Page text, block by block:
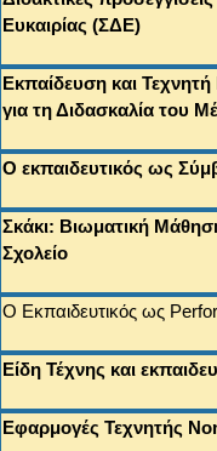
Ευκαιρίας (ΣΔΕ)
Εκπαίδευση και
για τη Διδασκαλία του
Ο εκπαιδευτικός ως
Σκάκι: Βιωματική
Σχολείο
Ο Εκπαιδευτικός ως
Είδη Τέχνης και
Εφαρμογές Τεχνητής